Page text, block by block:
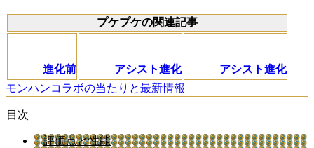
プケプケの関連記事
進化前 アシスト進化
アシスト進化
モンハンコラボの当たりと最新情報
目次
評価点と性能